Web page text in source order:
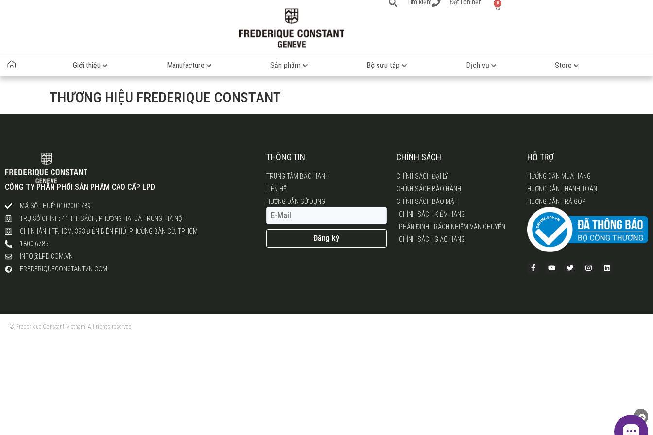
Tìm kiếm Đặt lịch hẹn 0
Giới thiệu Manufacture Sản phẩm Bộ sưu tập Dịch vụ Store
THƯƠNG HIỆU FREDERIQUE CONSTANT
CÔNG TY PHÂN PHỐI SẢN PHẨM CAO CẤP LPD
MÃ SỐ THUẾ: 0102001789
TRỤ SỞ CHÍNH: 41 THI SÁCH, PHƯỜNG HAI BÀ TRƯNG, HÀ NỘI
CHI NHÁNH TP.HCM: 393 ĐIỆN BIÊN PHỦ, PHƯỜNG BÀN CỜ, TPHCM
1800 6785
INFO@LPD.COM.VN
FREDERIQUECONSTANTVN.COM
THÔNG TIN
TRUNG TÂM BẢO HÀNH
LIÊN HỆ
HƯỚNG DẪN SỬ DỤNG
Đăng ký
CHÍNH SÁCH
CHÍNH SÁCH ĐẠI LÝ
CHÍNH SÁCH BẢO HÀNH
CHÍNH SÁCH BẢO MẬT
CHÍNH SÁCH KIỂM HÀNG
PHÂN ĐỊNH TRÁCH NHIỆM VẬN CHUYỂN
CHÍNH SÁCH GIAO HÀNG
HỖ TRỢ
HƯỚNG DẪN MUA HÀNG
HƯỚNG DẪN THANH TOÁN
HƯỚNG DẪN TRẢ GÓP
© Frederique Constant Vietnam. All rights reserved